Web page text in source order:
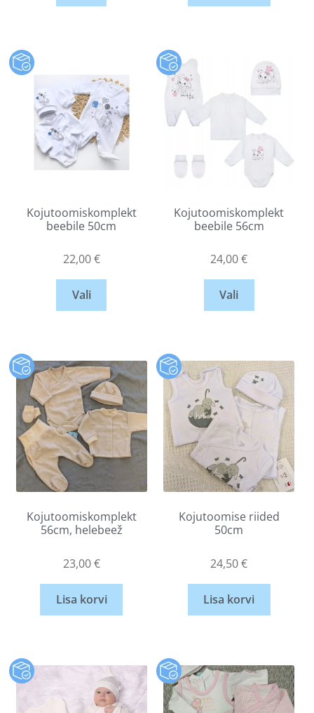
Kojutoomiskomplekt
beebile 50cm
22,00€
Vali
Kojutoomiskomplekt
beebile 56cm
24,00€
Vali
Kojutoomiskomplekt
56cm, helebeež
23,00€
Lisa korvi
Kojutoomise riided
50cm
24,50€
Lisa korvi